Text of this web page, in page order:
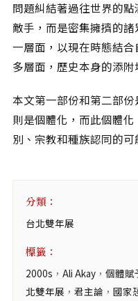
問題糾結著過往世界的
敵手，而是密集擁擠的
一層面，以現在時態結
多層面，歷史本身的添
本文第一部份和第二部
則是個體化，而此個體
別、宗教和種族認同的可
分類：
台北雙年展
標籤：
2000s ， Ali Akay ， 個體賦
北雙年展 ， 君主論 ， 國家